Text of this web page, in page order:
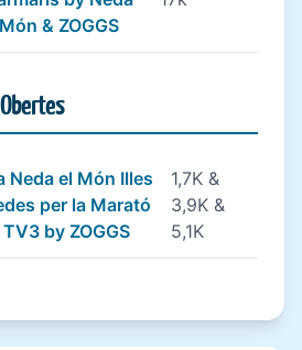
& ZOGGS
Neda el Món Illes
per la Marató
by ZOGGS
1,7K &
3,9K &
5,1K